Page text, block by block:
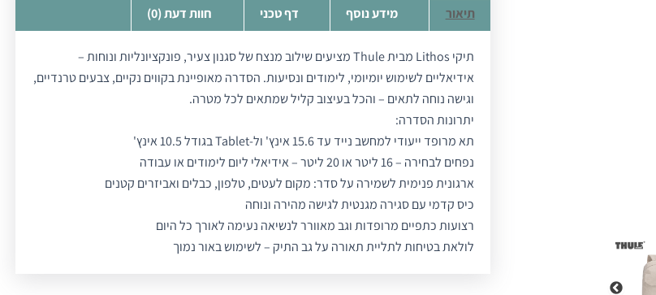
מבית
Thule
תיאור מידע נוסף דף טכני חוות דעת (0)
תיקי Lithos מבית Thule מציעים שילוב מנצח של סגנון צעיר, פונקציונליות ונוחות –
אידיאליים לשימוש יומיומי, לימודים ונסיעות. הסדרה מאופיינת בקווים נקיים, צבעים טרנדיים,
וגישה נוחה לתאים – והכל בעיצוב קליל שמתאים לכל מטרה.
יתרונות הסדרה:
תא מרופד ייעודי למחשב נייד עד 15.6 אינץ' ול-Tablet בגודל 10.5 אינץ'
נפחים לבחירה – 16 ליטר או 20 ליטר – אידיאלי ליום לימודים או עבודה
ארגונית פנימית לשמירה על סדר: מקום לעטים, טלפון, כבלים ואביזרים קטנים
כיס קדמי עם סגירה מגנטית לגישה מהירה ונוחה
רצועות כתפיים מרופדות וגב מאוורר לנשיאה נעימה לאורך כל היום
לולאת בטיחות לתליית תאורה על גב התיק – לשימוש באור נמוך